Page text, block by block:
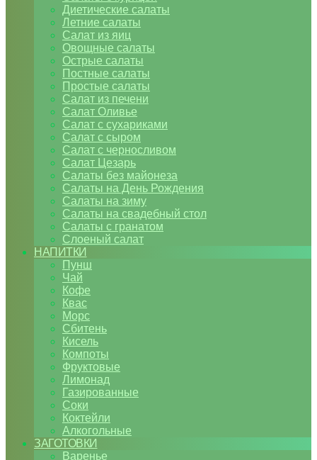
Диетические салаты
Летние салаты
Салат из яиц
Овощные салаты
Острые салаты
Постные салаты
Простые салаты
Салат из печени
Салат Оливье
Салат с сухариками
Салат с сыром
Салат с черносливом
Салат Цезарь
Салаты без майонеза
Салаты на День Рождения
Салаты на зиму
Салаты на свадебный стол
Салаты с гранатом
Слоеный салат
НАПИТКИ
Пунш
Чай
Кофе
Квас
Морс
Сбитень
Кисель
Компоты
Фруктовые
Лимонад
Газированные
Соки
Коктейли
Алкогольные
ЗАГОТОВКИ
Варенье